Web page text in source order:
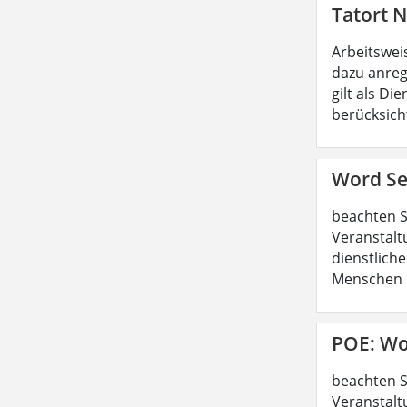
Tatort
dazu
gilt als
Word
beachten
Menschen
POE:
beachten